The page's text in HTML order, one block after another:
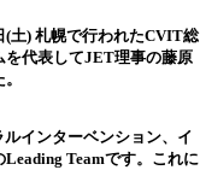
(土) 札幌で行われたCVIT総
を代表してJET理事の藤原
インターベンション、イ
Teamです。これに